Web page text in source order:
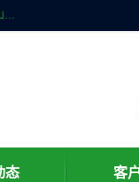
佛山儒创有害生物防治有限公司是一家佛山南海区杀虫公司、佛山除四害公司、佛山灭白蚁公司、佛山白蚁防治公司，让您远离虫害困扰。要问佛山白蚁防治哪家好？佛山儒创有害生物防治有限公司全佛山、广州，正规公司，上门勘查，可靠，售后有保障。
态 客